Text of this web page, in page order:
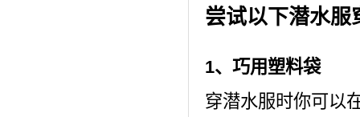
尝试以下潜水服
1、巧用塑料袋
穿潜水服时你可以